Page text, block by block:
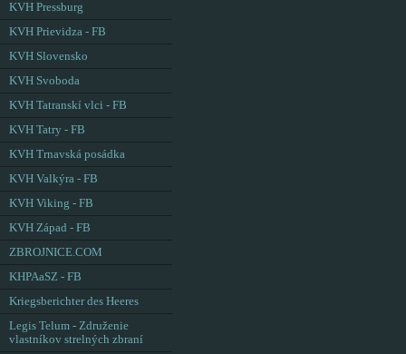
KVH Pressburg
KVH Prievidza - FB
KVH Slovensko
KVH Svoboda
KVH Tatranskí vlci - FB
KVH Tatry - FB
KVH Trnavská posádka
KVH Valkýra - FB
KVH Viking - FB
KVH Západ - FB
ZBROJNICE.COM
KHPAaSZ - FB
Kriegsberichter des Heeres
Legis Telum - Združenie
vlastníkov strelných zbraní